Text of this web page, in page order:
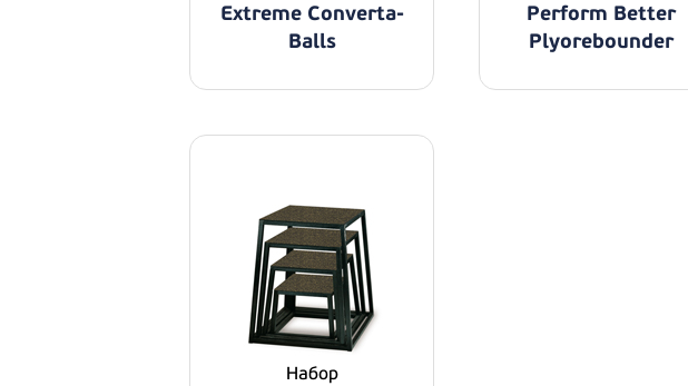
Extreme Converta-
Balls
Perform Better
Plyorebounder
Набор